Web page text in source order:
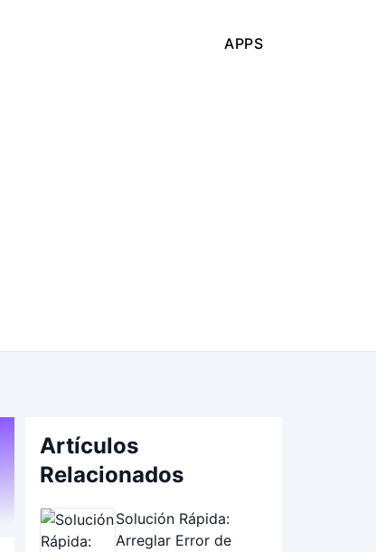
APPS
Artículos
Relacionados
Solución Rápida:
Arreglar Error de